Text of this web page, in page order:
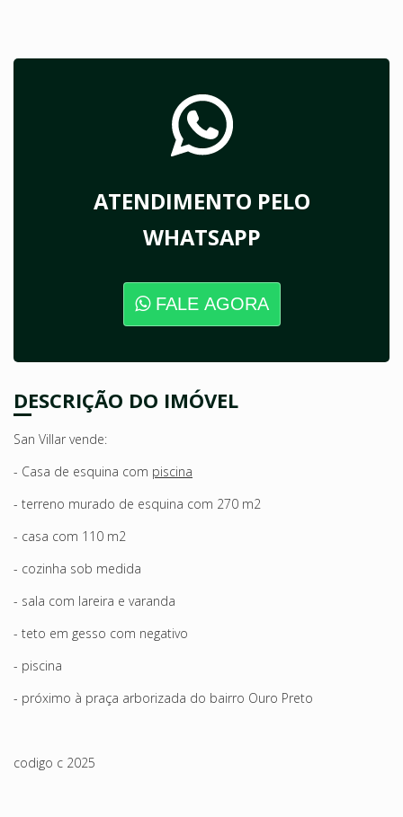
ATENDIMENTO PELO
WHATSAPP
FALE AGORA
DESCRIÇÃO DO IMÓVEL
San Villar vende:
- Casa de esquina com piscina
- terreno murado de esquina com 270 m2
- casa com 110 m2
- cozinha sob medida
- sala com lareira e varanda
- teto em gesso com negativo
- piscina
- próximo à praça arborizada do bairro Ouro Preto
codigo c 2025